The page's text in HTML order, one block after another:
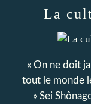
La
« On ne doit
tout le monde
» Sei